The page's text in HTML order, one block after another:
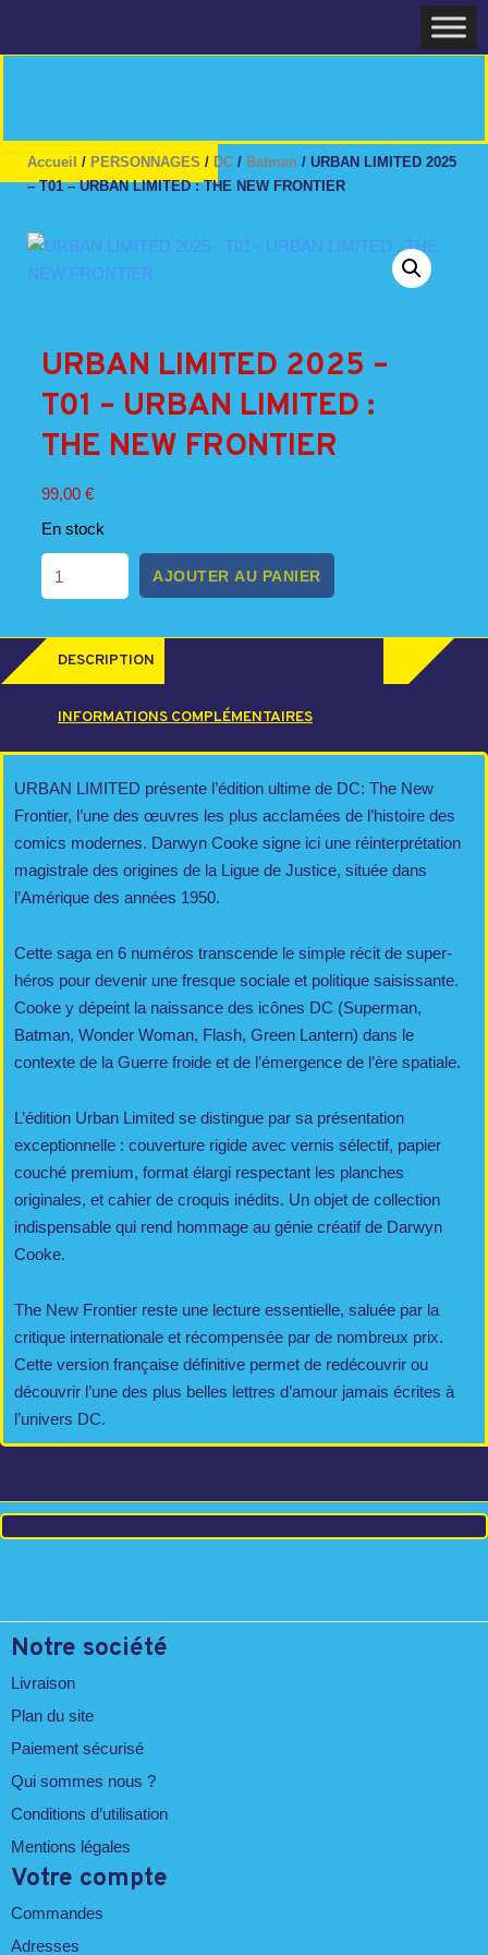
Accueil / PERSONNAGES / DC / Batman / URBAN LIMITED 2025
– T01 – URBAN LIMITED : THE NEW FRONTIER
URBAN LIMITED 2025 –
T01 – URBAN LIMITED :
THE NEW FRONTIER
99,00 €
En stock
quantité
de
URBAN
2025
URBAN
LIMITED
FRONTIER
AJOUTER AU PANIER
DESCRIPTION
INFORMATIONS COMPLÉMENTAIRES
URBAN LIMITED présente l’édition ultime de DC: The New
Frontier, l’une des œuvres les plus acclamées de l’histoire des
comics modernes. Darwyn Cooke signe ici une réinterprétation
magistrale des origines de la Ligue de Justice, située dans
l’Amérique des années 1950.
Cette saga en 6 numéros transcende le simple récit de super-
héros pour devenir une fresque sociale et politique saisissante.
Cooke y dépeint la naissance des icônes DC (Superman,
Batman, Wonder Woman, Flash, Green Lantern) dans le
contexte de la Guerre froide et de l’émergence de l’ère spatiale.
L’édition Urban Limited se distingue par sa présentation
exceptionnelle : couverture rigide avec vernis sélectif, papier
couché premium, format élargi respectant les planches
originales, et cahier de croquis inédits. Un objet de collection
indispensable qui rend hommage au génie créatif de Darwyn
Cooke.
The New Frontier reste une lecture essentielle, saluée par la
critique internationale et récompensée par de nombreux prix.
Cette version française définitive permet de redécouvrir ou
découvrir l’une des plus belles lettres d’amour jamais écrites à
l’univers DC.
Notre société
Livraison
Plan du site
Paiement sécurisé
Qui sommes nous ?
Conditions d’utilisation
Mentions légales
Votre compte
Commandes
Adresses